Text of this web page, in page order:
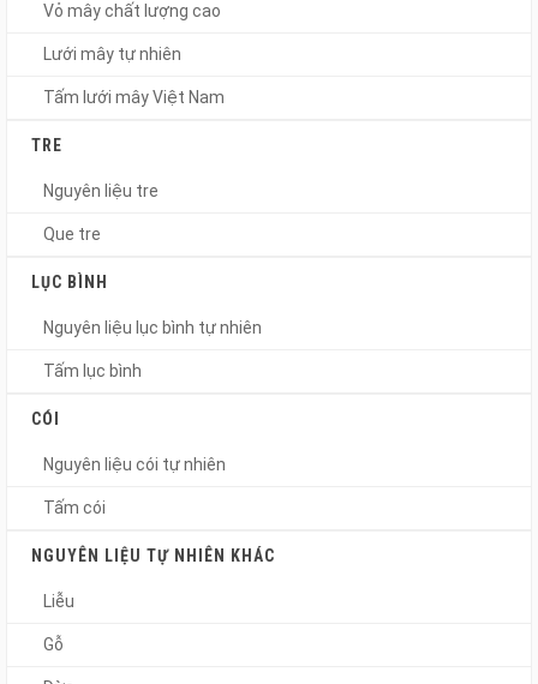
Vỏ mây chất lượng cao
Lưới mây tự nhiên
Tấm lưới mây Việt Nam
TRE
Nguyên liệu tre
Que tre
LỤC BÌNH
Nguyên liệu lục bình tự nhiên
Tấm lục bình
CÓI
Nguyên liệu cói tự nhiên
Tấm cói
NGUYÊN LIỆU TỰ NHIÊN KHÁC
Liễu
Gỗ